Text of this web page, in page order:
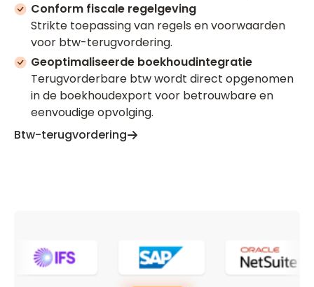
Conform fiscale regelgeving
Strikte toepassing van regels en voorwaarden
voor btw-terugvordering.
Geoptimaliseerde boekhoudintegratie
Terugvorderbare btw wordt direct opgenomen
in de boekhoudexport voor betrouwbare en
eenvoudige opvolging.
Btw-terugvordering